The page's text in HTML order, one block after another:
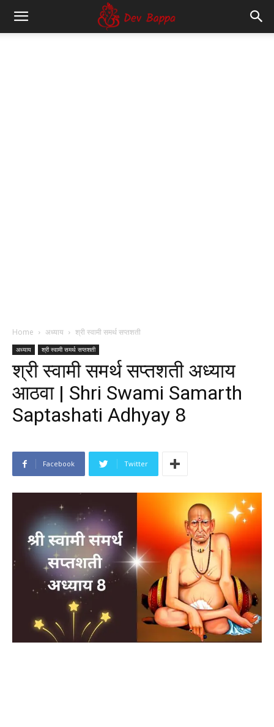
Dev
Home अध्याय श्री स्वामी समर्थ सप्तशती
अध्याय श्री स्वामी समर्थ सप्तशती
श्री स्वामी समर्थ सप्तशती अध्याय
आठवा | Shri Swami Samarth
Saptashati Adhyay 8
Facebook Twitter